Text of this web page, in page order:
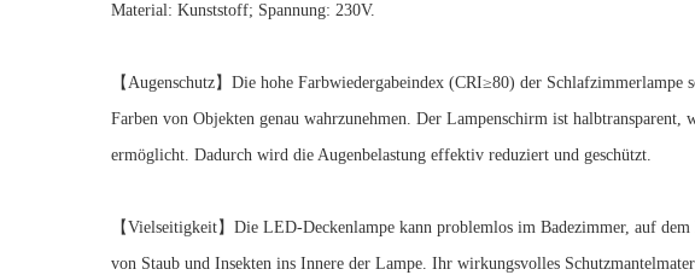
Material: ‎Kunststoff; Spannung: 230V.
【Augenschutz】Die hohe Farbwiedergabeindex (CRI≥80) der
Farben von Objekten genau wahrzunehmen. Der Lampenschirm ist
ermöglicht. Dadurch wird die Augenbelastung effektiv reduziert und geschützt.
【Vielseitigkeit】Die LED-Deckenlampe kann problemlos im Badezimmer, auf
von Staub und Insekten ins Innere der Lampe. Ihr wirkungsvolles